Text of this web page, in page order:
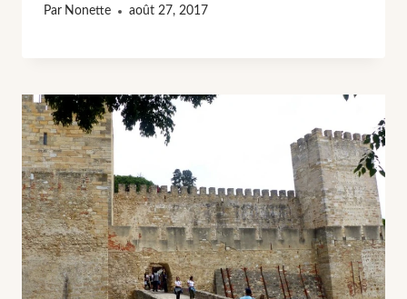
Par Nonette août 27, 2017